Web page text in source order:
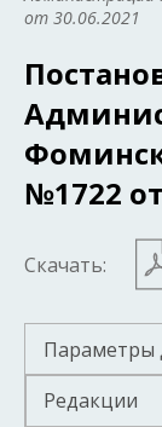
от 30.06.2021
№1722
Скачать:
Параметры
Редакции